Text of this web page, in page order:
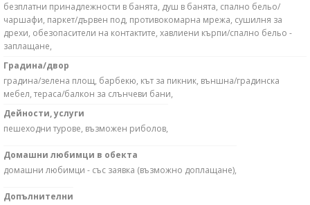
безплатни принадлежности в банята, душ в банята, спално бельо/
чаршафи, паркет/дървен под, противокомарна мрежа, сушилня за
дрехи, обезопасители на контактите, хавлиени кърпи/спално бельо -
заплащане,
Градина/двор
градина/зелена площ, барбекю, кът за пикник, външна/градинска
мебел, тераса/балкон за слънчеви бани,
Дейности, услуги
пешеходни турове, възможен риболов,
Домашни любимци в обекта
домашни любимци - със заявка (възможно доплащане),
Допълнителни